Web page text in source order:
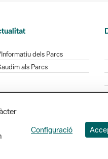
dels Parcs
als Parcs
planta. Badajoz, 49. 08005
Configuració